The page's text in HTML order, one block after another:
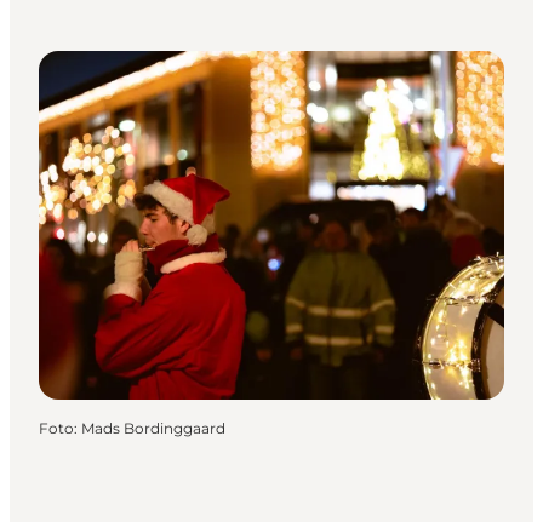
Foto: Mads Bordinggaard